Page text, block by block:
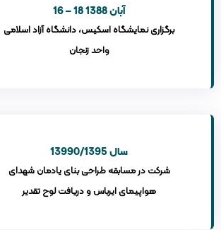
16 – 18 آبان 1388
برگزاری نمایشگاه اسکیس، دانشگاه آزاد اسلامی
واحد زنجان
13990/1395 سال
شرکت در مسابقه طراحی بنای یادمان شهدای
هواپیمای ایرباس و دریافت لوح تقدیر